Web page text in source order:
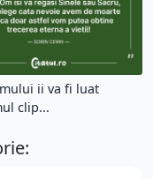
ii va fi luat
clip...